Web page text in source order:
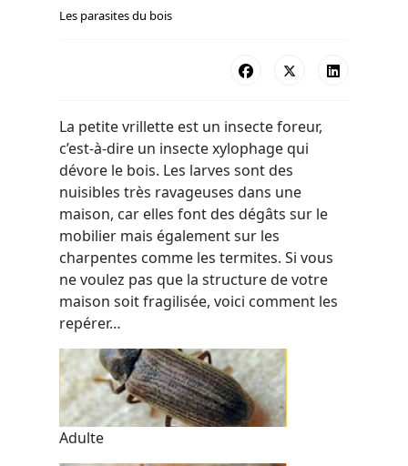
Les parasites du bois
La petite vrillette est un insecte foreur,
c’est-à-dire un insecte xylophage qui
dévore le bois. Les larves sont des
nuisibles très ravageuses dans une
maison, car elles font des dégâts sur le
mobilier mais également sur les
charpentes comme les termites. Si vous
ne voulez pas que la structure de votre
maison soit fragilisée, voici comment les
repérer…
Adulte